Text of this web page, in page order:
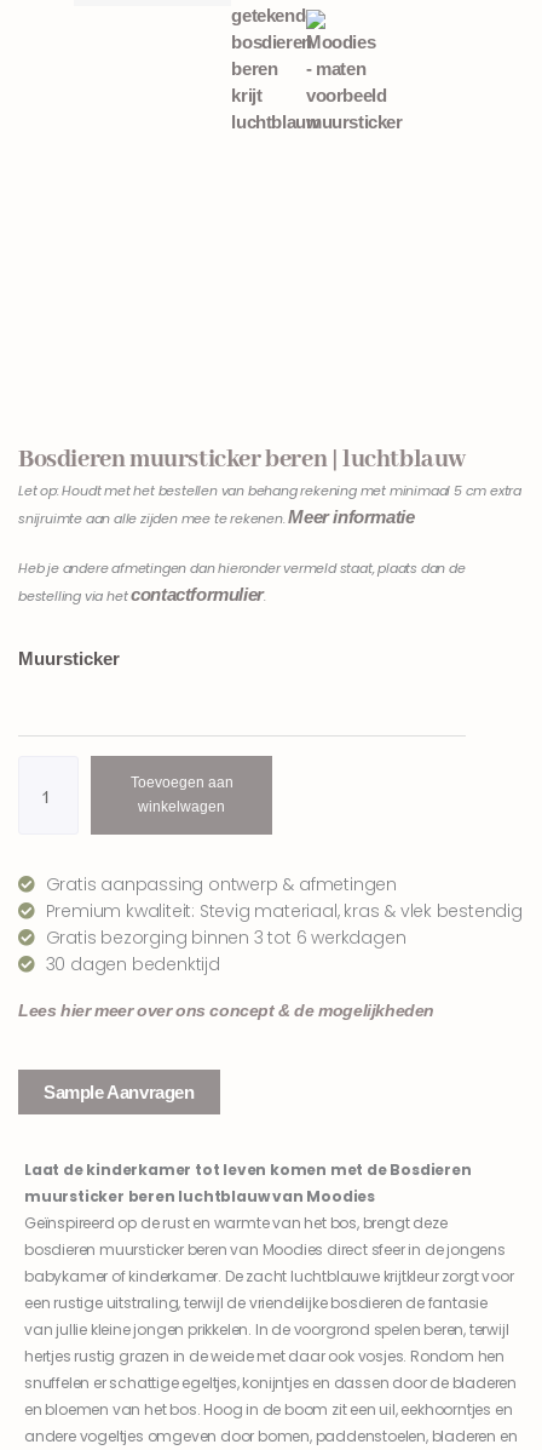
Bosdieren muursticker beren | luchtblauw
Let op: Houdt met het bestellen van behang rekening met minimaal 5 cm extra
snijruimte aan alle zijden mee te rekenen.Meer informatie
Heb je andere afmetingen dan hieronder vermeld staat, plaats dan de
bestelling via hetcontactformulier.
Muursticker
muursticker
luchtblauw
Toevoegen aan
winkelwagen
Gratis aanpassing ontwerp & afmetingen
Premium kwaliteit: Stevig materiaal, kras & vlek bestendig
Gratis bezorging binnen 3 tot 6 werkdagen
30 dagen bedenktijd
Lees hier meer over ons concept & de mogelijkheden
Sample Aanvragen
Laat de kinderkamer tot leven komen met de Bosdieren
muursticker beren luchtblauw van Moodies
Geïnspireerd op de rust en warmte van het bos, brengt deze
bosdieren muursticker beren van Moodies direct sfeer in de jongens
babykamer of kinderkamer. De zacht luchtblauwe krijtkleur zorgt voor
een rustige uitstraling, terwijl de vriendelijke bosdieren de fantasie
van jullie kleine jongen prikkelen. In de voorgrond spelen beren, terwijl
hertjes rustig grazen in de weide met daar ook vosjes. Rondom hen
snuffelen er schattige egeltjes, konijntjes en dassen door de bladeren
en bloemen van het bos. Hoog in de boom zit een uil, eekhoorntjes en
andere vogeltjes omgeven door bomen, paddenstoelen, bladeren en